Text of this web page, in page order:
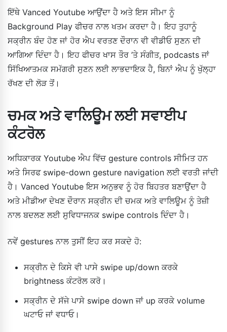
ਇੱਥੇ Vanced Youtube ਆਉਂਦਾ ਹੈ ਅਤੇ ਇਸ ਸੀਮਾ ਨੂੰ
Background Play ਫੀਚਰ ਨਾਲ ਖਤਮ ਕਰਦਾ ਹੈ। ਇਹ ਤੁਹਾਨੂੰ
ਸਕ੍ਰੀਨ ਬੰਦ ਹੋਣ ਜਾਂ ਹੋਰ ਐਪ ਵਰਤਣ ਦੌਰਾਨ ਵੀ ਵੀਡੀਓ ਸੁਣਨ ਦੀ
ਆਗਿਆ ਦਿੰਦਾ ਹੈ। ਇਹ ਫੀਚਰ ਖਾਸ ਤੌਰ ’ਤੇ ਸੰਗੀਤ, podcasts ਜਾਂ
ਸਿੱਖਿਆਤਮਕ ਸਮੱਗਰੀ ਸੁਣਨ ਲਈ ਲਾਭਦਾਇਕ ਹੈ, ਬਿਨਾਂ ਐਪ ਨੂੰ ਖੁੱਲ੍ਹਾ
ਰੱਖਣ ਦੀ ਲੋੜ ਤੋਂ।
ਚਮਕ ਅਤੇ ਵਾਲਿਊਮ ਲਈ ਸਵਾਈਪ
ਕੰਟਰੋਲ
ਅਧਿਕਾਰਕ Youtube ਐਪ ਵਿੱਚ gesture controls ਸੀਮਿਤ ਹਨ
ਅਤੇ ਸਿਰਫ swipe-down gesture navigation ਲਈ ਵਰਤੀ ਜਾਂਦੀ
ਹੈ। Vanced Youtube ਇਸ ਅਨੁਭਵ ਨੂੰ ਹੋਰ ਬਿਹਤਰ ਬਣਾਉਂਦਾ ਹੈ
ਅਤੇ ਮੀਡੀਆ ਦੇਖਣ ਦੌਰਾਨ ਸਕ੍ਰੀਨ ਦੀ ਚਮਕ ਅਤੇ ਵਾਲਿਊਮ ਨੂੰ ਤੇਜ਼ੀ
ਨਾਲ ਬਦਲਣ ਲਈ ਸੁਵਿਧਾਜਨਕ swipe controls ਦਿੰਦਾ ਹੈ।
ਨਵੇਂ gestures ਨਾਲ ਤੁਸੀਂ ਇਹ ਕਰ ਸਕਦੇ ਹੋ:
ਸਕ੍ਰੀਨ ਦੇ ਕਿਸੇ ਵੀ ਪਾਸੇ swipe up/down ਕਰਕੇ
brightness ਕੰਟਰੋਲ ਕਰੋ।
ਸਕ੍ਰੀਨ ਦੇ ਸੱਜੇ ਪਾਸੇ swipe down ਜਾਂ up ਕਰਕੇ volume
ਘਟਾਓ ਜਾਂ ਵਧਾਓ।